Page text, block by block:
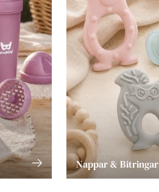
Nappar & Bitringar